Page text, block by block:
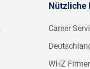
Nützliche
Career
WHZ